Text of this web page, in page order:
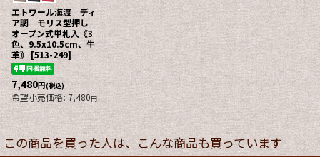
エトワール海渡 ディ
ア調 モリス型押し
オープン式単札入《3
色、9.5x10.5cm、牛
革》[513-249]
7,480円(税込)
希望小売価格: 7,480円
この商品を買った人は、こんな商品も買っています